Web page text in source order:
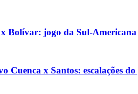
Bolívar: jogo da Sul-Americana
Cuenca x Santos: escalações